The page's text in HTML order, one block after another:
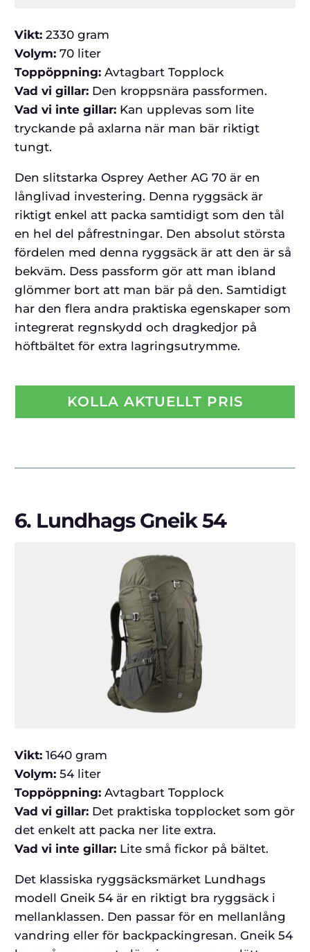
Vikt:2330 gram
Volym:70 liter
Toppöppning:Avtagbart Topplock
Vad vi gillar: Den kroppsnära passformen.
Vad vi inte gillar: Kan upplevas som lite
tryckande på axlarna när man bär riktigt
tungt.
Den slitstarka Osprey Aether AG 70 är en
långlivad investering. Denna ryggsäck är
riktigt enkel att packa samtidigt som den tål
en hel del påfrestningar. Den absolut största
fördelen med denna ryggsäck är att den är så
bekväm. Dess passform gör att man ibland
glömmer bort att man bär på den. Samtidigt
har den flera andra praktiska egenskaper som
integrerat regnskydd och dragkedjor på
höftbältet för extra lagringsutrymme.
KOLLA AKTUELLT PRIS
6. Lundhags Gneik 54
Vikt:1640 gram
Volym:54 liter
Toppöppning:Avtagbart Topplock
Vad vi gillar: Det praktiska topplocket som gör
det enkelt att packa ner lite extra.
Vad vi inte gillar: Lite små fickor på bältet.
Det klassiska ryggsäcksmärket Lundhags
modell Gneik 54 är en riktigt bra ryggsäck i
mellanklassen. Den passar för en mellanlång
vandring eller för backpackingresan. Gneik 54